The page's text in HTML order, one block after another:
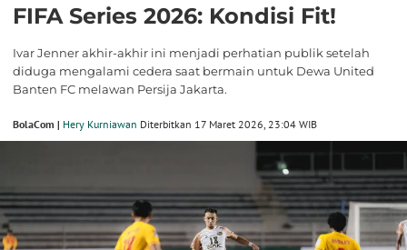
FIFA Series 2026: Kondisi Fit!
Ivar Jenner akhir-akhir ini menjadi perhatian publik setelah
diduga mengalami cedera saat bermain untuk Dewa United
Banten FC melawan Persija Jakarta.
BolaCom | Hery Kurniawan Diterbitkan 17 Maret 2026, 23:04 WIB